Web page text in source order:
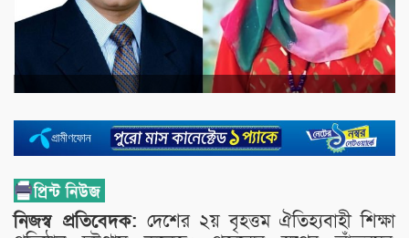
নিজস্ব প্রতিবেদক:দেশের ২য় বৃহত্তম ঐতিহ্যবাহী শিক্ষা